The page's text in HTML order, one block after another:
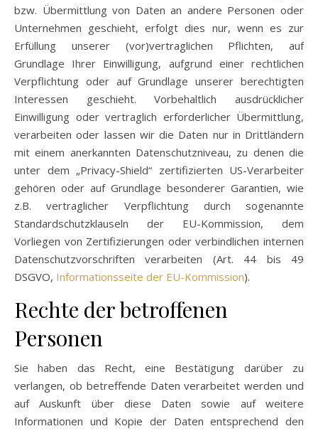
bzw. Übermittlung von Daten an andere Personen oder
Unternehmen geschieht, erfolgt dies nur, wenn es zur
Erfüllung unserer (vor)vertraglichen Pflichten, auf
Grundlage Ihrer Einwilligung, aufgrund einer rechtlichen
Verpflichtung oder auf Grundlage unserer berechtigten
Interessen geschieht. Vorbehaltlich ausdrücklicher
Einwilligung oder vertraglich erforderlicher Übermittlung,
verarbeiten oder lassen wir die Daten nur in Drittländern
mit einem anerkannten Datenschutzniveau, zu denen die
unter dem „Privacy-Shield“ zertifizierten US-Verarbeiter
gehören oder auf Grundlage besonderer Garantien, wie
z.B. vertraglicher Verpflichtung durch sogenannte
Standardschutzklauseln der EU-Kommission, dem
Vorliegen von Zertifizierungen oder verbindlichen internen
Datenschutzvorschriften verarbeiten (Art. 44 bis 49
DSGVO, Informationsseite der EU-Kommission).
Rechte der betroffenen
Personen
Sie haben das Recht, eine Bestätigung darüber zu
verlangen, ob betreffende Daten verarbeitet werden und
auf Auskunft über diese Daten sowie auf weitere
Informationen und Kopie der Daten entsprechend den